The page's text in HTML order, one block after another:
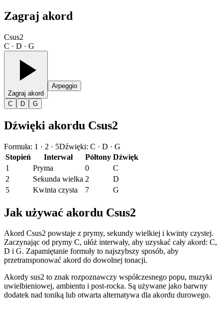
Zagraj akord
Csus2
C · D · G
Zagraj akord
Arpeggio
C D G
Dźwięki akordu Csus2
Formuła: 1 · 2 · 5Dźwięki: C · D · G
Stopień
Interwał Półtony Dźwięk
1
Pryma 0
C
2
Sekunda wielka 2
D
5
Kwinta czysta 7 G
Jak używać akordu Csus2
Akord Csus2 powstaje z prymy, sekundy wielkiej i kwinty czystej.
Zaczynając od prymy C, ułóż interwały, aby uzyskać cały akord: C,
D i G. Zapamiętanie formuły to najszybszy sposób, aby
przetransponować akord do dowolnej tonacji.
Akordy sus2 to znak rozpoznawczy współczesnego popu, muzyki
uwielbieniowej, ambientu i post-rocka. Są używane jako barwny
dodatek nad toniką lub otwarta alternatywa dla akordu durowego.